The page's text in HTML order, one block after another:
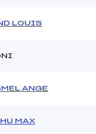
LOUIS
ANGE
MAX